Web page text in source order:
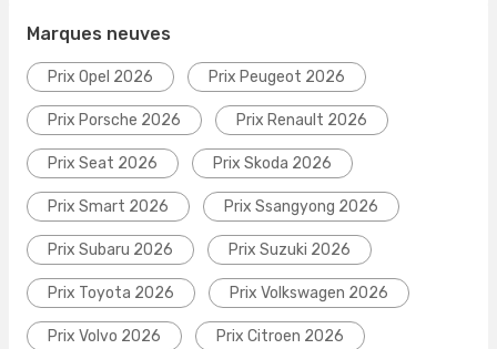
Marques neuves
Prix Opel 2026 Prix Peugeot 2026
Prix Porsche 2026 Prix Renault 2026
Prix Seat 2026 Prix Skoda 2026
Prix Smart 2026 Prix Ssangyong 2026
Prix Subaru 2026 Prix Suzuki 2026
Prix Toyota 2026 Prix Volkswagen 2026
Prix Volvo 2026 Prix Citroen 2026